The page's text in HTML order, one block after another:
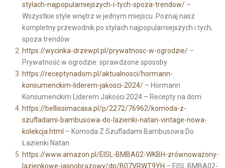
stylach-najpopularniejszych-i-tych-spoza-trendow/–
Wszystkie style wnętrz w jednym miejscu. Poznaj nasz
kompletny przewodnik po stylach najpopularniejszych i tych,
spoza trendów
https://wycinka-drzewpl.pl/prywatnosc-w-ogrodzie/–
Prywatność w ogrodzie: sprawdzone sposoby
https://receptynadom.pl/aktualnosci/hormann-
konsumenckim-liderem-jakosci-2024/– Hörmann
Konsumenckim Liderem Jakości 2024 – Recepty na dom
https://bellissimacasa.pl/p/2272/76962/komoda-z-
szufladami-bambusowa-do-lazienki-natan-vintage-nowa-
kolekcja.html – Komoda Z Szufladami Bambusowa Do
Łazienki Natan
https://www.amazon.pl/EISL-BMBA02-WKBH-zrównoważony-
lazienkowe-jasnobrązowy/dp/B07VRWT9YH – EISL BMBA02-